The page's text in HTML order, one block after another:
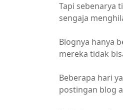
Tapi sebenarya
sengaja
Blognya hanya
mereka tidak
Beberapa hari
postingan blog